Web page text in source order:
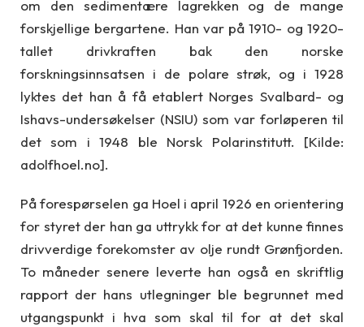
om den sedimentære lagrekken og de mange
forskjellige bergartene. Han var på 1910- og 1920-
tallet drivkraften bak den norske
forskningsinnsatsen i de polare strøk, og i 1928
lyktes det han å få etablert Norges Svalbard- og
Ishavs-undersøkelser (NSIU) som var forløperen til
det som i 1948 ble Norsk Polarinstitutt. [Kilde:
adolfhoel.no].
På forespørselen ga Hoel i april 1926 en orientering
for styret der han ga uttrykk for at det kunne finnes
drivverdige forekomster av olje rundt Grønfjorden.
To måneder senere leverte han også en skriftlig
rapport der hans utlegninger ble begrunnet med
utgangspunkt i hva som skal til for at det skal